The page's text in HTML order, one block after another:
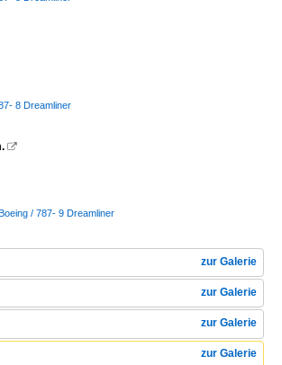
8 Dreamliner

/ 787- 9 Dreamliner
zur Galerie
zur Galerie
zur Galerie
zur Galerie